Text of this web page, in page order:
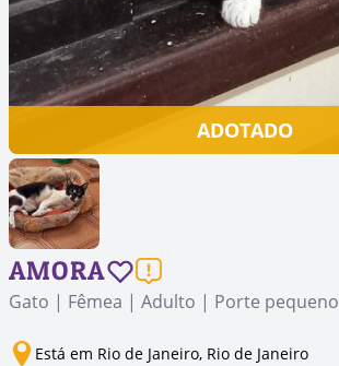
ADOTADO
AMORA
Gato | Fêmea | Adulto | Porte pequeno
Está em Rio de Janeiro, Rio de Janeiro